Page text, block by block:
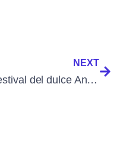
NEXT
Festival del dulce Angelino